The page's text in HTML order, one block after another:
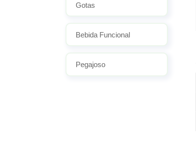
Gotas
Bebida Funcional
Pegajoso